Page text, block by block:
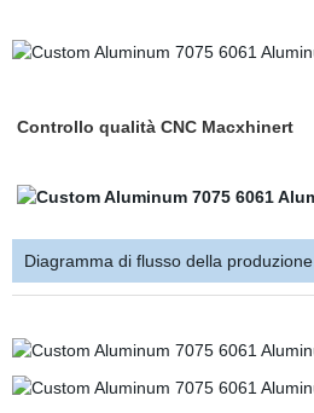
Controllo qualità CNC Macxhinert
Diagramma di flusso della produzione